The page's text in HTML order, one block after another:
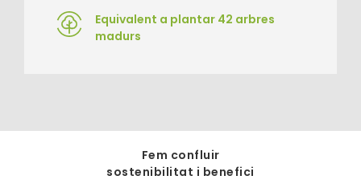
Equivalent a plantar 42 arbres
madurs
Fem confluir
sostenibilitat i benefici